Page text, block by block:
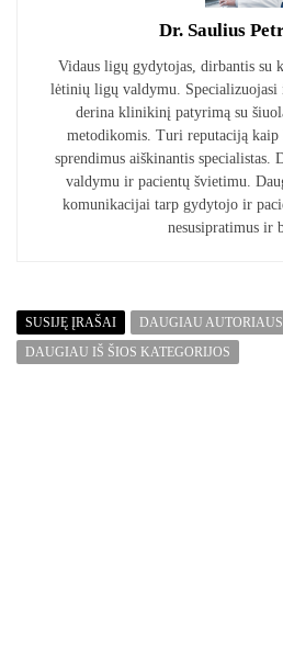
Dr. Saulius
Vidaus ligų gydytojas, dirbantis su
lėtinių ligų valdymu. Specializuojasi
derina klinikinį patyrimą su
metodikomis. Turi reputaciją kaip
sprendimus aiškinantis specialistas.
valdymu ir pacientų švietimu.
komunikacijai tarp gydytojo ir
nesusipratimus ir
SUSIJĘ ĮRAŠAI
DAUGIAU
DAUGIAU IŠ ŠIOS KATEGORIJOS